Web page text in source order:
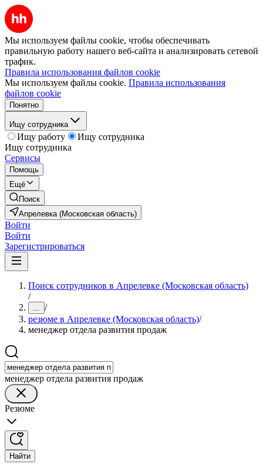
Мы используем файлы cookie, чтобы обеспечивать
правильную работу нашего веб-сайта и анализировать сетевой
трафик.
Правила использования файлов cookie
Мы используем файлы cookie. Правила использования
файлов cookie
Понятно
Ищу сотрудника
Ищу работу
Ищу сотрудника
Ищу сотрудника
Сервисы
Помощь
Ещё
Поиск
Апрелевка (Московская область)
Войти
Войти
Зарегистрироваться
Поиск сотрудников в Апрелевке (Московская область)
/
... /
резюме в Апрелевке (Московская область)/
менеджер отдела развития продаж
менеджер отдела развития продаж
Резюме
Найти